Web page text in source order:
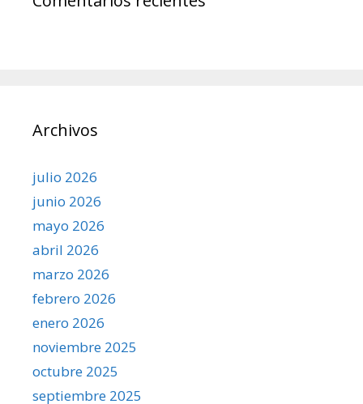
Archivos
julio 2026
junio 2026
mayo 2026
abril 2026
marzo 2026
febrero 2026
enero 2026
noviembre 2025
octubre 2025
septiembre 2025